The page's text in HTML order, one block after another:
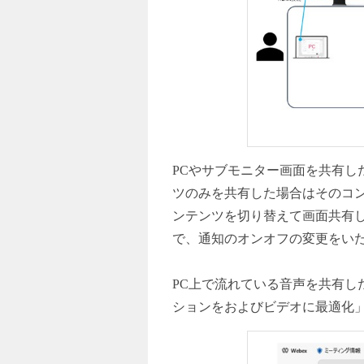
PCやサブモニター画面を共有し
ツのみを共有した場合はそのコ
ンテンツを切り替えて画面共有
で、通知のオンオフの変更をい
PC上で流れている音声を共有
ションをおよびビデオに最適化